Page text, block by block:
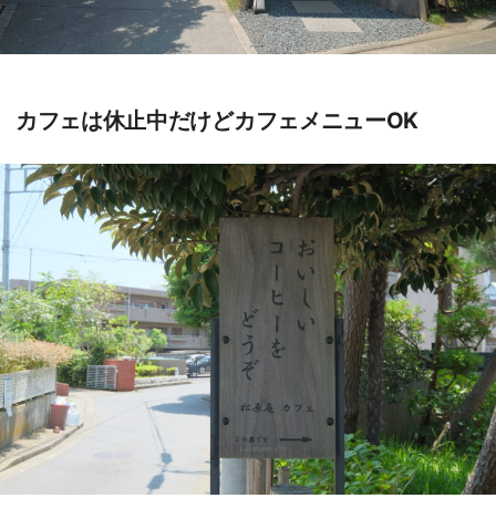
カフェは休止中だけどカフェメニューOK